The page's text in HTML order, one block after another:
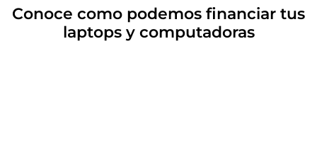
Conoce como podemos financiar tus
laptops y computadoras